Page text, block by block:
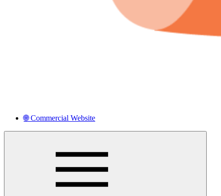
🌐 Commercial Website